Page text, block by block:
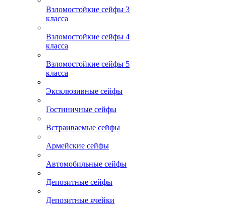
Взломостойкие сейфы 3
класса
Взломостойкие сейфы 4
класса
Взломостойкие сейфы 5
класса
Эксклюзивные сейфы
Гостиничные сейфы
Встраиваемые сейфы
Армейские сейфы
Автомобильные сейфы
Депозитные сейфы
Депозитные ячейки